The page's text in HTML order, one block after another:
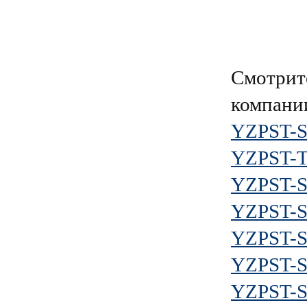
YZPST-
YZPST-
YZPST-
YZPST-
YZPST-
YZPST-
YZPST-